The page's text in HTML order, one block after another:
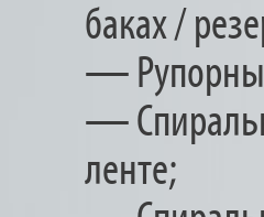
баках /
—
—
ленте;